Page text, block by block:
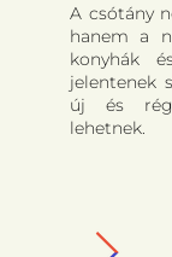
A csótány
hanem a
konyhák
jelentenek
új és
lehetnek.